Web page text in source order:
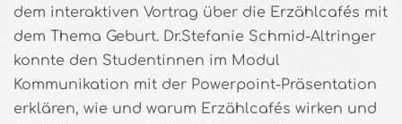
dem interaktiven Vortrag über die Erzählcafés mit
dem Thema Geburt. Dr.Stefanie Schmid-Altringer
konnte den Studentinnen im Modul
Kommunikation mit der Powerpoint-Präsentation
erklären, wie und warum Erzählcafés wirken und